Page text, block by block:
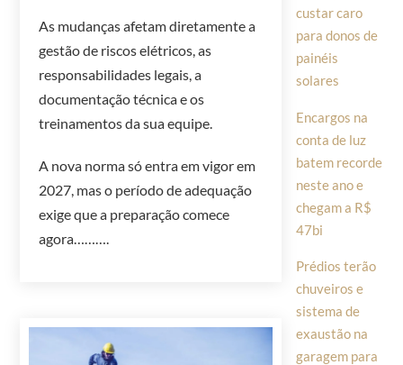
As mudanças afetam diretamente a
gestão de riscos elétricos, as
responsabilidades legais, a
documentação técnica e os
treinamentos da sua equipe.
A nova norma só entra em vigor em
2027, mas o período de adequação
exige que a preparação comece
agora……….
custar caro
para donos de
painéis
solares
Encargos na
conta de luz
batem recorde
neste ano e
chegam a R$
47bi
Prédios terão
chuveiros e
sistema de
exaustão na
garagem para